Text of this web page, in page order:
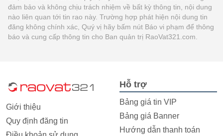
đảm bảo và không chịu trách nhiệm về bất kỳ thông tin, nội dung
nào liên quan tới tin rao này. Trường hợp phát hiện nội dung tin
đăng không chính xác, Quý vị hãy bấm nút Báo vi phạm để thông
báo và cung cấp thông tin cho Ban quản trị RaoVat321.com.
Giới thiệu
Quy định đăng tin
Hỗ trợ
Bảng giá tin VIP
Bảng giá Banner
Hướng dẫn thanh toán